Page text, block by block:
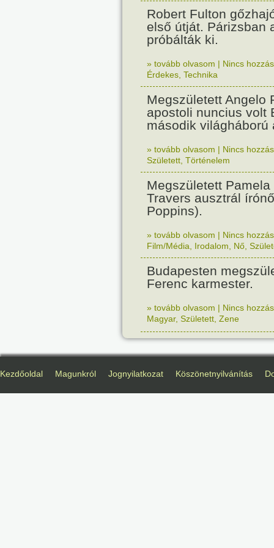
Robert Fulton
első útját. Párizsban
próbálták ki.
» tovább olvasom | Nincs
Érdekes Technika
Megszületett Angelo
apostoli nuncius volt
második világháború
» tovább olvasom | Nincs
Született Történelem
Megszületett Pamela
Travers ausztrál
Poppins).
» tovább olvasom | Nincs
Film/Média
Irodalom Nő
Budapesten
Ferenc karmester.
» tovább olvasom | Nincs
Magyar, Született Zene
Kezdőoldal Magunkról Jognyilatkozat Köszönetnyilvánítás